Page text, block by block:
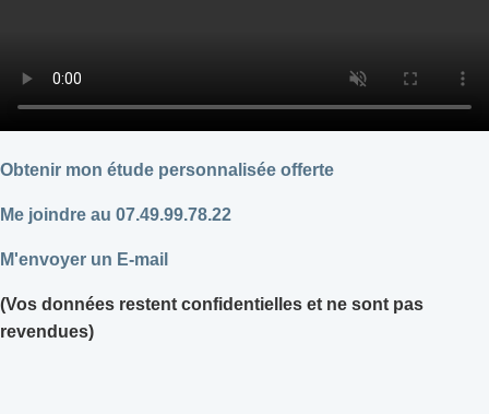
Obtenir mon étude personnalisée offerte
Me joindre au 07.49.99.78.22
M'envoyer un E-mail
(Vos données restent confidentielles et ne sont pas
revendues)